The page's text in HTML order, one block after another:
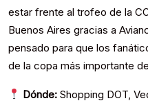
estar frente al trofeo de la
Buenos Aires gracias a
pensado para que los
de la copa más importante
Dónde: Shopping DOT,